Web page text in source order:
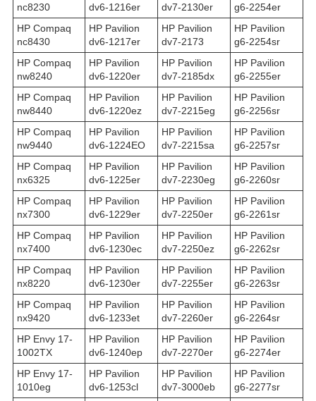
nc8230
dv6-1216er
dv7-2130er
g6-2254er
HP Compaq
nc8430
HP Pavilion
dv6-1217er
HP Pavilion
dv7-2173
HP Pavilion
g6-2254sr
HP Compaq
nw8240
HP Pavilion
dv6-1220er
HP Pavilion
dv7-2185dx
HP Pavilion
g6-2255er
HP Compaq
nw8440
HP Pavilion
dv6-1220ez
HP Pavilion
dv7-2215eg
HP Pavilion
g6-2256sr
HP Compaq
nw9440
HP Pavilion
dv6-1224EO
HP Pavilion
dv7-2215sa
HP Pavilion
g6-2257sr
HP Compaq
nx6325
HP Pavilion
dv6-1225er
HP Pavilion
dv7-2230eg
HP Pavilion
g6-2260sr
HP Compaq
nx7300
HP Pavilion
dv6-1229er
HP Pavilion
dv7-2250er
HP Pavilion
g6-2261sr
HP Compaq
nx7400
HP Pavilion
dv6-1230ec
HP Pavilion
dv7-2250ez
HP Pavilion
g6-2262sr
HP Compaq
nx8220
HP Pavilion
dv6-1230er
HP Pavilion
dv7-2255er
HP Pavilion
g6-2263sr
HP Compaq
nx9420
HP Pavilion
dv6-1233et
HP Pavilion
dv7-2260er
HP Pavilion
g6-2264sr
HP Envy 17-
1002TX
HP Pavilion
dv6-1240ep
HP Pavilion
dv7-2270er
HP Pavilion
g6-2274er
HP Envy 17-
1010eg
HP Pavilion
dv6-1253cl
HP Pavilion
dv7-3000eb
HP Pavilion
g6-2277sr